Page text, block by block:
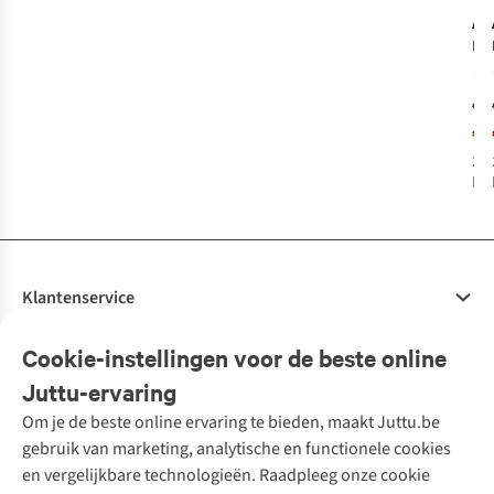
2
Cookie-instellingen voor de beste online
Juttu-ervaring
Om je de beste online ervaring te bieden, maakt Juttu.be
gebruik van marketing, analytische en functionele cookies
en vergelijkbare technologieën. Raadpleeg onze cookie
Klantenservice
Bestellen
Betalen
10% studentenkorting
Klarna - achteraf betalen
Levering
Onze diensten
Tweedehands - ReJUsed
Kledingatelier
Personal shopping
Textielbox
Juttu
Over ons
Merken